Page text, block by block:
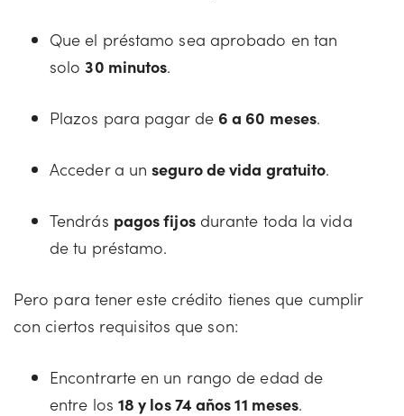
Que el préstamo sea aprobado en tan
solo30 minutos.
Plazos para pagar de 6 a 60 meses.
Acceder a unseguro de vida gratuito.
Tendrás pagos fijosdurante toda la vida
de tu préstamo.
Pero para tener este crédito tienes que cumplir
con ciertos requisitos que son:
Encontrarte en un rango de edad de
entre los 18 y los 74 años 11 meses.